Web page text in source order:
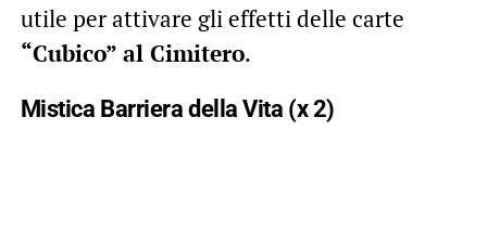
utile per attivare gli effetti delle carte
“Cubico” al Cimitero.
Mistica Barriera della Vita (x 2)